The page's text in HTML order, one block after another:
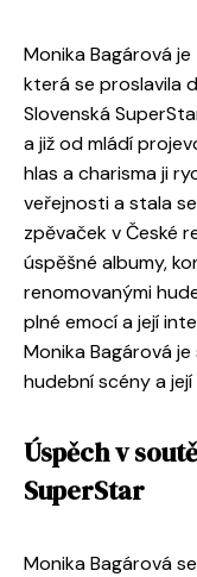
Monika Bagárová
která se proslavila
Slovenská
a již od mládí
hlas a charisma ji
veřejnosti a stala
zpěvaček v České
úspěšné albumy,
renomovanými
plné emocí a její
Monika Bagárová
hudební scény a
Úspěch v
SuperStar
Monika Bagárová